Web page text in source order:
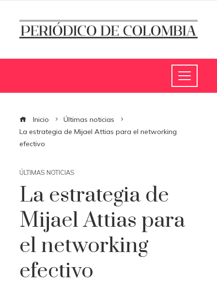
Inicio
Últimas noticias
La estrategia de Mijael Attias para el networking
efectivo
ÚLTIMAS NOTICIAS
La estrategia de
Mijael Attias para
el networking
efectivo